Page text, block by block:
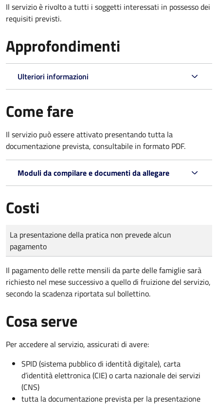
Il servizio è rivolto a tutti i soggetti interessati in possesso dei
requisiti previsti.
Approfondimenti
Ulteriori informazioni
Come fare
Il servizio può essere attivato presentando tutta la
documentazione prevista, consultabile in formato PDF.
Moduli da compilare e documenti da allegare
Costi
Tipo di pagamento
Importo
La presentazione della pratica non prevede alcun
pagamento
Il pagamento delle rette mensili da parte delle famiglie sarà
richiesto nel mese successivo a quello di fruizione del servizio,
secondo la scadenza riportata sul bollettino.
Cosa serve
Per accedere al servizio, assicurati di avere:
SPID (sistema pubblico di identità digitale), carta
d’identità elettronica (CIE) o carta nazionale dei servizi
(CNS)
tutta la documentazione prevista per la presentazione